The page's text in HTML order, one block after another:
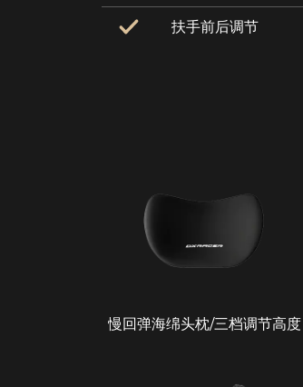
扶手前后调节
慢回弹海绵头枕/三档调节高度